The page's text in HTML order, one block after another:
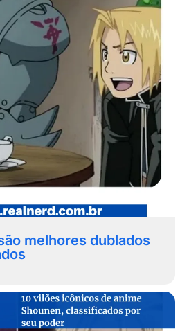
melhores dublados